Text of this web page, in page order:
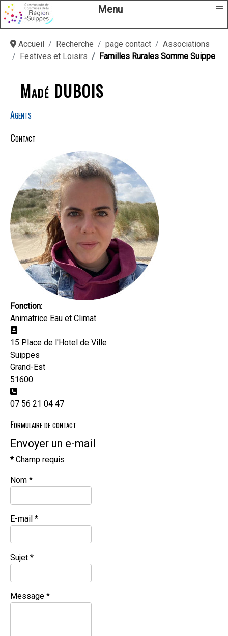
Menu ≡
Accueil Recherche page contact
Associations
Festives et Loisirs
Familles Rurales Somme Suippe
Madé DUBOIS
Agents
Contact
Fonction:
Animatrice Eau et Climat
Adresse:
15 Place de l'Hotel de Ville
Suippes
Grand-Est
51600
Téléphone:
07 56 21 04 47
Formulaire de contact
Envoyer un e-mail
*Champ requis
Nom *
E-mail *
Sujet *
Message *